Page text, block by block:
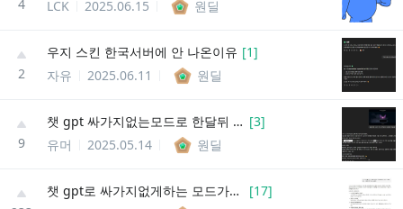
4
LCK
2025.06.15 원딜
2
우지 스킨 한국서버에 안 나온이유 [1]
자유
2025.06.11 원딜
9
챗 gpt 싸가지없는모드로 한달뒤 원딜 마스터를찍어 칭찬해달라고 부탁해봤다. [3]
유머
2025.05.14 원딜
챗 gpt로 싸가지없게하는 모드가있어서 원딜로 티어 올리는방법을 검색해봤다. [17]